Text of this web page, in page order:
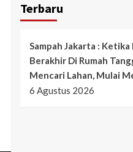
Terbaru
Sampah Jakarta :
Berakhir Di Rumah
Mencari Lahan, Mulai
6 Agustus 2026